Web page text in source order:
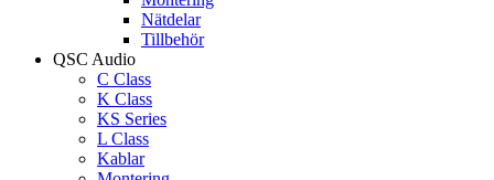
Nätdelar
Tillbehör
QSC Audio
C Class
K Class
KS Series
L Class
Kablar